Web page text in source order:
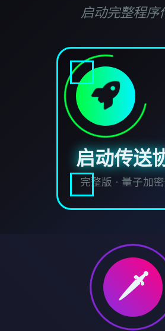
启动完整程序
启动传送
完整版 · 量子加
🗡️